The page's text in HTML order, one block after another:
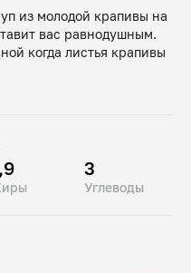
из молодой крапивы на
вас равнодушным.
когда листья крапивы
3
Углеводы